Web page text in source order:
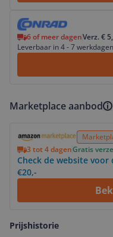
6 of meer dagenVerz. €
Leverbaar in 4 - 7 werkdagen
Bekijk product
Marketplace aanbod
3 tot 4 dagenGratis
Check de website
€20,-
Prijshistorie